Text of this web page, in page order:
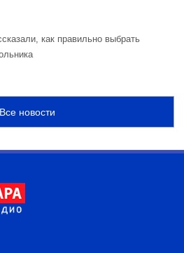
как правильно выбрать
Все новости